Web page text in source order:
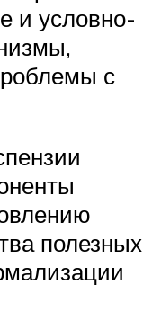
и условно-
с
полезных